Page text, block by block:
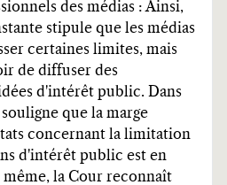
des médias : Ainsi,
stipule que les médias
certaines limites, mais
de diffuser des
d'intérêt public. Dans
que la marge
concernant la limitation
d'intérêt public est en
la Cour reconnaît